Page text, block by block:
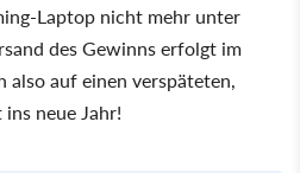
Laptop nicht mehr unter
des Gewinns erfolgt im
also auf einen verspäteten,
neue Jahr!